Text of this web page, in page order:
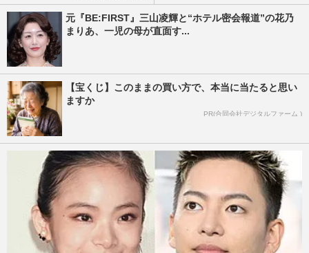
元『BE:FIRST』三山凌輝と“ホテル密会報道”の花乃
まりあ、一児の母が直面す...
【宝くじ】このままの買い方で、本当に当たると思い
ますか
PR(合同会社デジタルファーム )